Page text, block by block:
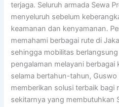
terjaga. Seluruh armada Sewa
menyeluruh sebelum
keamanan dan kenyamanan.
memahami berbagai rute di
sehingga mobilitas
pengalaman melayani
selama bertahun-tahun,
memberikan solusi terbaik bagi
sekitarnya yang membutuhkan